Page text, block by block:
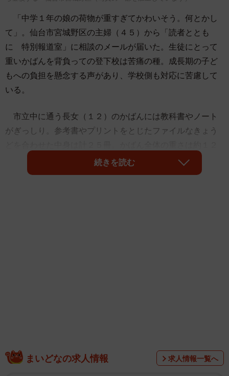
「中学１年の娘の荷物が重すぎてかわいそう。何とかし
て」。仙台市宮城野区の主婦（４５）から「読者ととも
に 特別報道室」に相談のメールが届いた。生徒にとって
重いかばんを背負っての登下校は苦痛の種。成長期の子ど
もへの負担を懸念する声があり、学校側も対応に苦慮して
いる。
市立中に通う長女（１２）のかばんには教科書やノート
がぎっしり。参考書やプリントをとじたファイルなきょう
続きを読む
まいどなの求人情報 求人情報一覧へ